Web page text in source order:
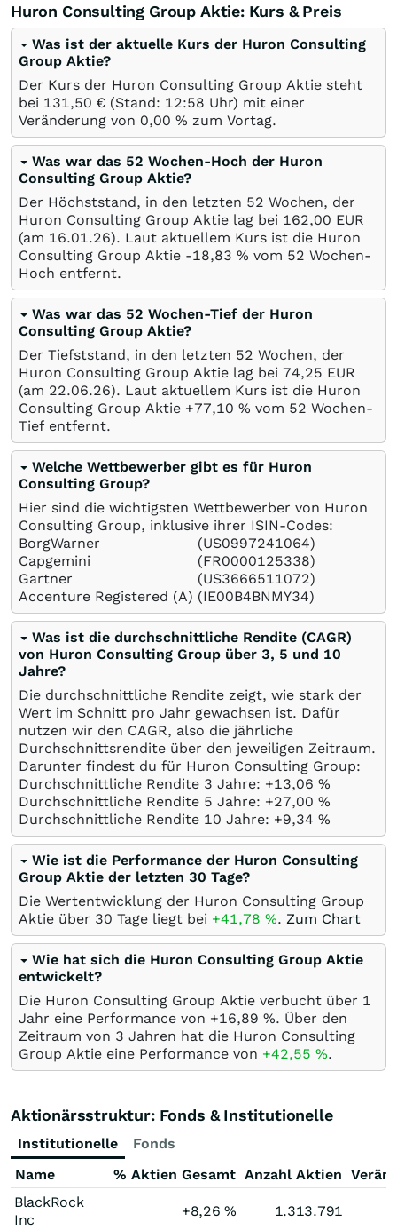
Huron Consulting Group Aktie: Kurs & Preis
Was ist der aktuelle Kurs der Huron Consulting
Group Aktie?
Der Kurs der Huron Consulting Group Aktie steht
bei 131,50 € (Stand: 12:58 Uhr) mit einer
Veränderung von 0,00 % zum Vortag.
Was war das 52 Wochen-Hoch der Huron
Consulting Group Aktie?
Der Höchststand, in den letzten 52 Wochen, der
Huron Consulting Group Aktie lag bei 162,00 EUR
(am 16.01.26). Laut aktuellem Kurs ist die Huron
Consulting Group Aktie -18,83 % vom 52 Wochen-
Hoch entfernt.
Was war das 52 Wochen-Tief der Huron
Consulting Group Aktie?
Der Tiefststand, in den letzten 52 Wochen, der
Huron Consulting Group Aktie lag bei 74,25 EUR
(am 22.06.26). Laut aktuellem Kurs ist die Huron
Consulting Group Aktie +77,10 % vom 52 Wochen-
Tief entfernt.
Welche Wettbewerber gibt es für Huron
Consulting Group?
Hier sind die wichtigsten Wettbewerber von Huron
Consulting Group, inklusive ihrer ISIN-Codes:
BorgWarner
(US0997241064)
Capgemini
(FR0000125338)
Gartner
(US3666511072)
Accenture Registered (A) (IE00B4BNMY34)
Was ist die durchschnittliche Rendite (CAGR)
von Huron Consulting Group über 3, 5 und 10
Jahre?
Die durchschnittliche Rendite zeigt, wie stark der
Wert im Schnitt pro Jahr gewachsen ist. Dafür
nutzen wir den CAGR, also die jährliche
Durchschnittsrendite über den jeweiligen Zeitraum.
Darunter findest du für Huron Consulting Group:
Durchschnittliche Rendite 3 Jahre: +13,06 %
Durchschnittliche Rendite 5 Jahre: +27,00 %
Durchschnittliche Rendite 10 Jahre: +9,34 %
Wie ist die Performance der Huron Consulting
Group Aktie der letzten 30 Tage?
Die Wertentwicklung der Huron Consulting Group
Aktie über 30 Tage liegt bei +41,78 %. Zum Chart
Wie hat sich die Huron Consulting Group Aktie
entwickelt?
Die Huron Consulting Group Aktie verbucht über 1
Jahr eine Performance von +16,89 %. Über den
Zeitraum von 3 Jahren hat die Huron Consulting
Group Aktie eine Performance von +42,55 %.
Aktionärsstruktur: Fonds & Institutionelle
Institutionelle
Fonds
Name
% Aktien Gesamt Anzahl Aktien
BlackRock
Inc
+8,26% 1.313.791